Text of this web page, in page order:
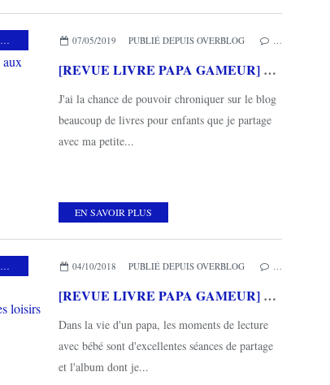
,L'ÉCOLE DES LOISIRS
07/05/2019 PUBLIÉ DEPUIS OVERBLOG
[REVUE LIVRE PAPA GAMEUR] CROC CROQUE de Lucie PHAN aux éditions L'ECOLE DES LOISIRS
J'ai la chance de pouvoir chroniquer sur le blog
beaucoup de livres pour enfants que je partage
avec ma petite...
EN SAVOIR PLUS
,L'ÉCOLE DES LOISIRS,PAPA GAMEUR
04/10/2018 PUBLIÉ DEPUIS OVERBLOG
[REVUE LIVRE PAPA GAMEUR] QUELLE HORREUR! de Claire LEBOURG aux éditions L'école des loisirs
Dans la vie d'un papa, les moments de lecture
avec bébé sont d'excellentes séances de partage
et l'album dont je...